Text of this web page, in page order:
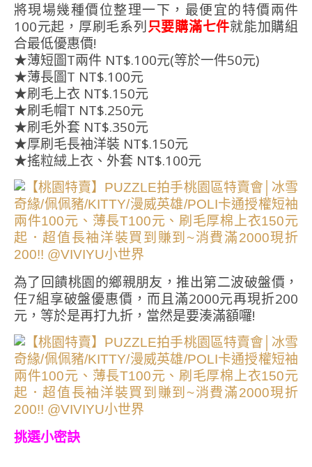
將現場幾種價位整理一下，最便宜的特價兩件
100元起，厚刷毛系列只要購滿七件就能加購組
合最低優惠價!
★薄短圖T兩件 NT$.100元(等於一件50元)
★薄長圖T NT$.100元
★刷毛上衣 NT$.150元
★刷毛帽T NT$.250元
★刷毛外套 NT$.350元
★厚刷毛長袖洋裝 NT$.150元
★搖粒絨上衣、外套 NT$.100元
為了回饋桃園的鄉親朋友，推出第二波破盤價，
任7組享破盤優惠價，而且滿2000元再現折200
元，等於是再打九折，當然是要湊滿額囉!
挑選小密訣